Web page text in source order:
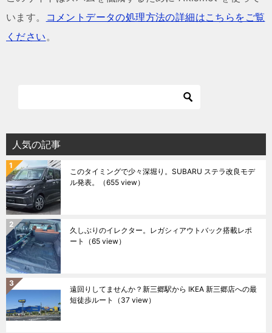
います。
コメントデータの処理方法の詳細はこちらをご覧
ください。
人気の記事
このタイミングで少々深堀り。SUBARU ステラ改良モデ
ル発表。
（655 view）
久しぶりのイレクター。レガシィアウトバック搭載レポ
ート
（65 view）
遠回りしてませんか？新三郷駅から IKEA 新三郷店への最
短徒歩ルート
（37 view）